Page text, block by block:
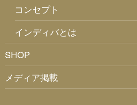
コンセプト
インディバとは
SHOP
メディア掲載